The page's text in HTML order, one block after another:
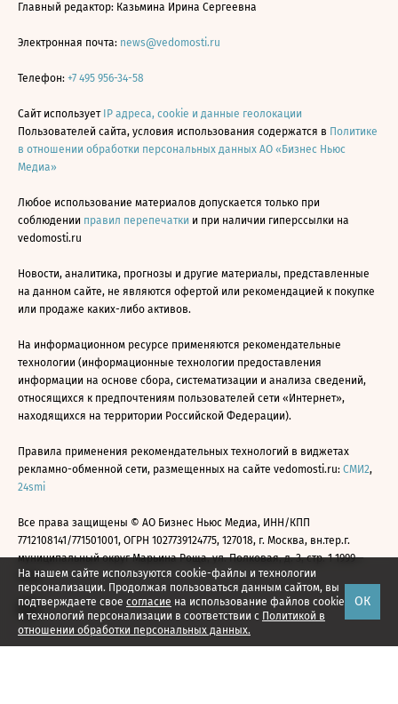
На нашем сайте используются cookie-файлы и технологии
персонализации. Продолжая пользоваться данным сайтом, вы
подтверждаете свое согласие на использование файлов cookie
и технологий персонализации в соответствии с Политикой в
отношении обработки персональных данных.
ОК
Главный редактор: Казьмина Ирина Сергеевна
Электронная почта: news@vedomosti.ru
Телефон: +7 495 956-34-58
Сайт использует IP адреса, cookie и данные геолокации
Пользователей сайта, условия использования содержатся в Политике
в отношении обработки персональных данных АО «Бизнес Ньюс
Медиа»
Любое использование материалов допускается только при
соблюдении правил перепечатки и при наличии гиперссылки на
vedomosti.ru
Новости, аналитика, прогнозы и другие материалы, представленные
на данном сайте, не являются офертой или рекомендацией к покупке
или продаже каких-либо активов.
На информационном ресурсе применяются рекомендательные
технологии (информационные технологии предоставления
информации на основе сбора, систематизации и анализа сведений,
относящихся к предпочтениям пользователей сети «Интернет»,
находящихся на территории Российской Федерации).
Правила применения рекомендательных технологий в виджетах
рекламно-обменной сети, размещенных на сайте vedomosti.ru: СМИ2,
24smi
Все права защищены © АО Бизнес Ньюс Медиа, ИНН/КПП
7712108141/771501001, ОГРН 1027739124775, 127018, г. Москва, вн.тер.г.
муниципальный округ Марьина Роща, ул. Полковая, д. 3, стр. 1 1999—
2026